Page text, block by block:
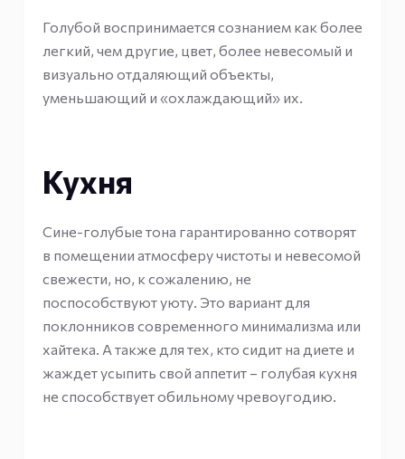
Голубой воспринимается сознанием как более
легкий, чем другие, цвет, более невесомый и
визуально отдаляющий объекты,
уменьшающий и «охлаждающий» их.
Кухня
Сине-голубые тона гарантированно сотворят
в помещении атмосферу чистоты и невесомой
свежести, но, к сожалению, не
поспособствуют уюту. Это вариант для
поклонников современного минимализма или
хайтека. А также для тех, кто сидит на диете и
жаждет усыпить свой аппетит – голубая кухня
не способствует обильному чревоугодию.